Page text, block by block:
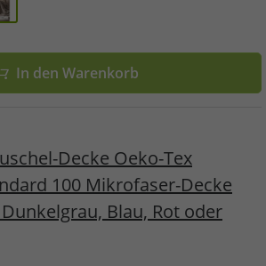
In den Warenkorb
Decke Oeko-Tex
100 Mikrofaser-Decke
Blau, Rot oder